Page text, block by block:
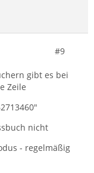
#9
gibt es bei
Zeile
nicht
- regelmäßig